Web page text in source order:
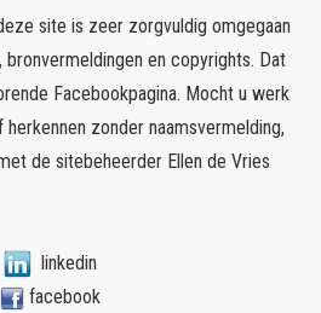
site is zeer zorgvuldig omgegaan
bronvermeldingen en copyrights. Dat
Facebookpagina. Mocht u werk
zonder naamsvermelding,
de sitebeheerder Ellen de Vries
linkedin
facebook